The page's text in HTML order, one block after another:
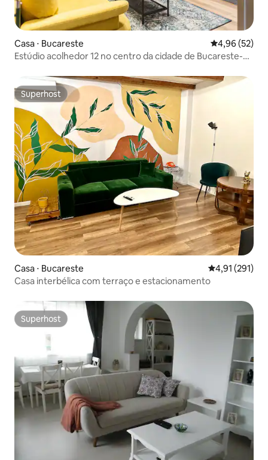
Casa ⋅ Bucareste 4,96 de uma
4,96 (52)
Estúdio acolhedor 12 no centro da cidade de Bucareste-
Superhost
Superhost
Casa ⋅ Bucareste 4,91 de uma
4,91 (291)
Casa interbélica com terraço e estacionamento
Superhost
Superhost